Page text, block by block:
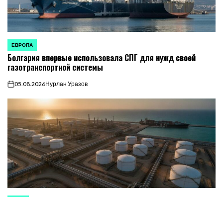
ОПУБЛИКОВАНО
В
ЕВРОПА
Болгария впервые использовала СПГ для нужд своей
газотранспортной системы
on05.08.2026Нурлан Уразов